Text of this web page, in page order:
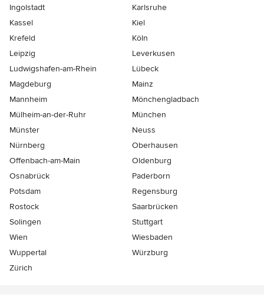
Ingolstadt
Karlsruhe
Kassel
Kiel
Krefeld
Köln
Leipzig
Leverkusen
Ludwigshafen-am-Rhein
Lübeck
Magdeburg
Mainz
Mannheim
Mönchen­gladbach
Mülheim-an-der-Ruhr
München
Münster
Neuss
Nürnberg
Oberhausen
Offenbach-am-Main
Oldenburg
Osnabrück
Paderborn
Potsdam
Regensburg
Rostock
Saarbrücken
Solingen
Stuttgart
Wien
Wiesbaden
Wuppertal
Würzburg
Zürich